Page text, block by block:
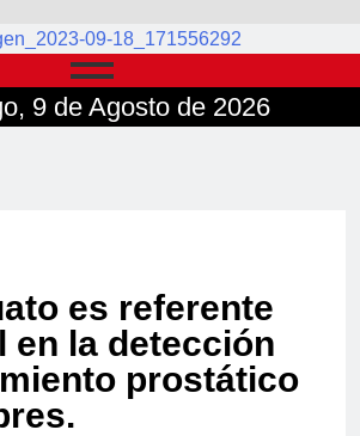
9 de Agosto de 2026
es referente
en la detección
prostático